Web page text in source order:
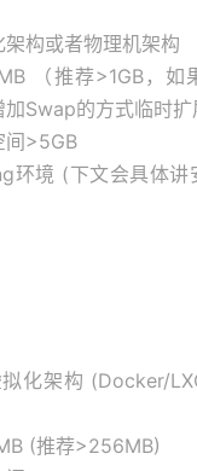
构或者物理机架构
（推荐>1GB，如
Swap的方式临时扩
间>5GB
环境 (下文会具体讲
化架构 (Docker/
(推荐>256MB)